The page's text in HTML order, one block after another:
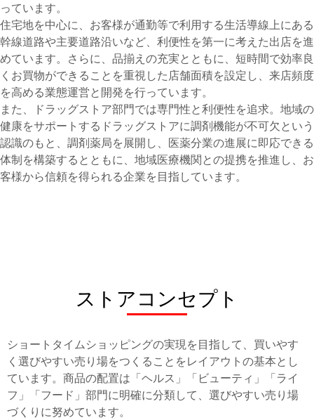
っています。
住宅地を中心に、お客様が通勤等で利用する生活導線上にある
幹線道路や主要道路沿いなど、利便性を第一に考えた出店を進
めています。さらに、品揃えの充実とともに、短時間で効率良
くお買物ができることを重視した店舗面積を設定し、来店頻度
を高める業態運営と開発を行っています。
また、ドラッグストア部門では専門性と利便性を追求。地域の
健康をサポートするドラッグストアに調剤機能が不可欠という
認識のもと、調剤薬局を展開し、医薬分業の進展に即応できる
体制を構築するとともに、地域医療機関との提携を推進し、お
客様から信頼を得られる企業を目指しています。
ストアコンセプト
ショートタイムショッピングの実現を目指して、買いやす
く選びやすい売り場をつくることをレイアウトの基本とし
ています。商品の配置は「ヘルス」「ビューティ」「ライ
フ」「フード」部門に明確に分類して、選びやすい売り場
づくりに努めています。